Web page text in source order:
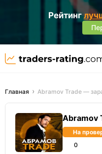
Рейтинг
Главная Abramov Trade —
Abramov
На
0